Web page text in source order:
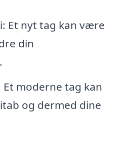
Et nyt tag kan være
din
moderne tag kan
og dermed dine